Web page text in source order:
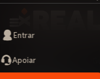
Entrar
Apoiar